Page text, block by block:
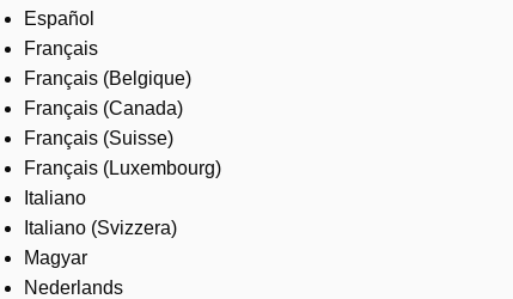
Español
Français
Français (Belgique)
Français (Canada)
Français (Suisse)
Français (Luxembourg)
Italiano
Italiano (Svizzera)
Magyar
Nederlands